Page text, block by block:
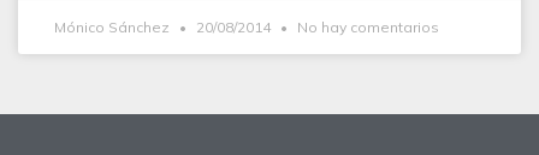
Mónico Sánchez 20/08/2014 No hay comentarios